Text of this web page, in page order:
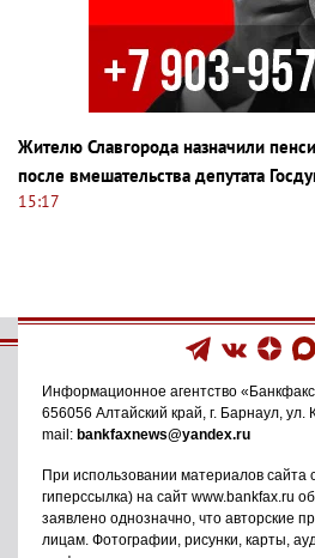
Жителю Славгорода назначили
после вмешательства депутата
15:17
Информационное агентство
656056 Алтайский край, г. Барнаул ул.
mail: bankfaxnews@yandex.ru
При использовании материалов сайта
гиперссылка) на сайт www.bankfax.ru
заявлено однозначно, что авторские
лицам. Фотографии, рисунки, карты,